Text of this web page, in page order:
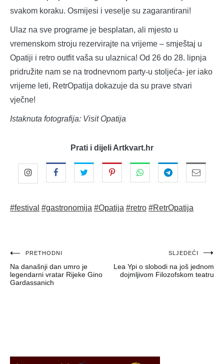
svakom koraku. Osmijesi i veselje su zagarantirani!
Ulaz na sve programe je besplatan, ali mjesto u
vremenskom stroju rezervirajte na vrijeme – smještaj u
Opatiji i retro outfit vaša su ulaznica! Od 26 do 28. lipnja
pridružite nam se na trodnevnom party-u stoljeća- jer iako
vrijeme leti, RetrOpatija dokazuje da su prave stvari
vječne!
Istaknuta fotografija: Visit Opatija
Prati i dijeli Artkvart.hr
#festival #gastronomija #Opatija #retro #RetrOpatija
Navigacija
objava
PRETHODNI
Na današnji dan umro je
legendarni vratar Rijeke Gino
Gardassanich
SLJEDEĆI
Lea Ypi o slobodi na još jednom
dojmljivom Filozofskom teatru